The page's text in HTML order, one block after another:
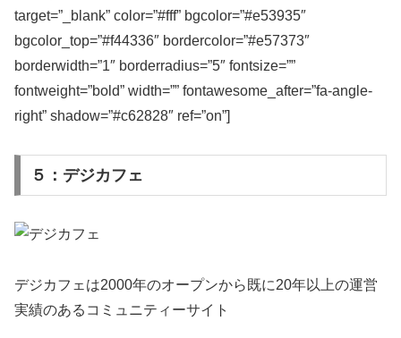
target=”_blank” color=”#fff” bgcolor=”#e53935″
bgcolor_top=”#f44336″ bordercolor=”#e57373″
borderwidth=”1″ borderradius=”5″ fontsize=””
fontweight=”bold” width=”” fontawesome_after=”fa-angle-
right” shadow=”#c62828″ ref=”on”]
５：デジカフェ
デジカフェは2000年のオープンから既に20年以上の運営
実績のあるコミュニティーサイト